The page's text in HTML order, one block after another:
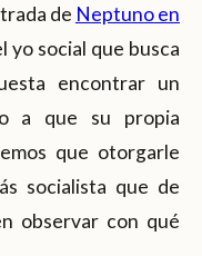
de Neptuno en
yo social que busca
encontrar un
a que su propia
que otorgarle
socialista que de
observar con qué